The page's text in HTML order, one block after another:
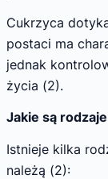
Cukrzyca
postaci ma
jednak
życia (2).
Jakie są
Istnieje kilka
należą (2):